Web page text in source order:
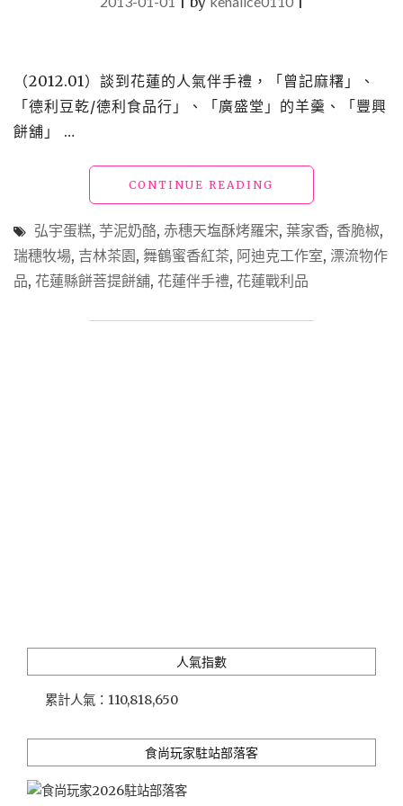
（2012.01）談到花蓮的人氣伴手禮，「曾記麻糬」、
「德利豆乾/德利食品行」、「廣盛堂」的羊羹、「豐興
餅舖」 …
CONTINUE READING
人
包】
花
蓮
伴
弘宇蛋糕, 芋泥奶酪, 赤穗天塩酥烤羅宋, 葉家香, 香脆椒,
瑞穗牧場, 吉林茶園, 舞鶴蜜香紅茶, 阿迪克工作室, 漂流物作
品, 花蓮縣餅菩提餅舖, 花蓮伴手禮, 花蓮戰利品
人氣指數
累計人氣： 110,818,650
食尚玩家駐站部落客